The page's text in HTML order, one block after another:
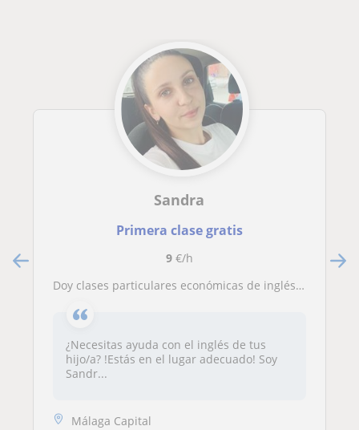
Sandra
Primera clase gratis
9€/h
Doy clases particulares económicas de inglés para infantil y primaria. Estoy titulada en b1 de inglés y he estado trabajando en UK
¿Necesitas ayuda con el inglés de tus
hijo/a? !Estás en el lugar adecuado! Soy
Sandr...
Málaga Capital